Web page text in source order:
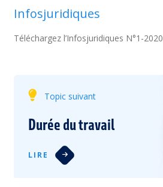
Infosjuridiques
Téléchargez l’Infosjuridiques N°1-2020
Topic suivant
Durée du travail
LIRE